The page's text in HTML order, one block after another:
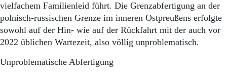
vielfachem Familienleid führt. Die Grenzabfertigung an der
polnisch-russischen Grenze im inneren Ostpreußens erfolgte
sowohl auf der Hin- wie auf der Rückfahrt mit der auch vor
2022 üblichen Wartezeit, also völlig unproblematisch.
Unproblematische Abfertigung